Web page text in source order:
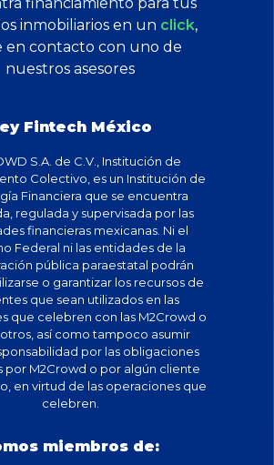
inmobiliarios en un click,
en contacto con uno de
nuestros asesores
Fintech México
S.A. de C.V., Institución de
Colectivo, es un Institución de
Financiera que se encuentra
regulada y supervisada por las
financieras mexicanas. Ni el
Federal ni las entidades de la
pública paraestatal podrán
o garantizar los recursos de
que sean utilizados en las
que celebren con las M2Crowd o
así como tampoco asumir
por las obligaciones
por M2Crowd o por algún cliente
en virtud de las operaciones que
celebren.
miembros de: